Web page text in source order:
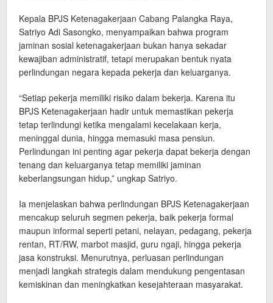
Kepala BPJS Ketenagakerjaan Cabang Palangka Raya,
Satriyo Adi Sasongko, menyampaikan bahwa program
jaminan sosial ketenagakerjaan bukan hanya sekadar
kewajiban administratif, tetapi merupakan bentuk nyata
perlindungan negara kepada pekerja dan keluarganya.
“Setiap pekerja memiliki risiko dalam bekerja. Karena itu
BPJS Ketenagakerjaan hadir untuk memastikan pekerja
tetap terlindungi ketika mengalami kecelakaan kerja,
meninggal dunia, hingga memasuki masa pensiun.
Perlindungan ini penting agar pekerja dapat bekerja dengan
tenang dan keluarganya tetap memiliki jaminan
keberlangsungan hidup,” ungkap Satriyo.
Ia menjelaskan bahwa perlindungan BPJS Ketenagakerjaan
mencakup seluruh segmen pekerja, baik pekerja formal
maupun informal seperti petani, nelayan, pedagang, pekerja
rentan, RT/RW, marbot masjid, guru ngaji, hingga pekerja
jasa konstruksi. Menurutnya, perluasan perlindungan
menjadi langkah strategis dalam mendukung pengentasan
kemiskinan dan meningkatkan kesejahteraan masyarakat.